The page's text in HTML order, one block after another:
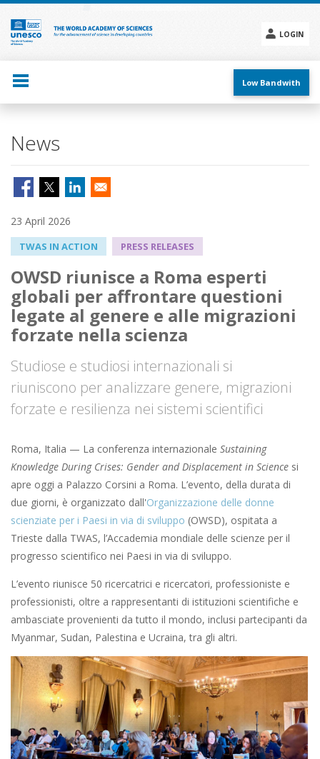
Skip
main
content
LOGIN
menu
Low Bandwith
News
23 April 2026
TWAS IN ACTION PRESS RELEASES
OWSD riunisce a Roma esperti
globali per affrontare questioni
legate al genere e alle migrazioni
forzate nella scienza
Studiose e studiosi internazionali si
riuniscono per analizzare genere, migrazioni
forzate e resilienza nei sistemi scientifici
Roma, Italia — La conferenza internazionale Sustaining
Knowledge During Crises: Gender and Displacement in Science si
apre oggi a Palazzo Corsini a Roma. L’evento, della durata di
due giorni, è organizzato dall'Organizzazione delle donne
scienziate per i Paesi in via di sviluppo (OWSD), ospitata a
Trieste dalla TWAS, l’Accademia mondiale delle scienze per il
progresso scientifico nei Paesi in via di sviluppo.
L’evento riunisce 50 ricercatrici e ricercatori, professioniste e
professionisti, oltre a rappresentanti di istituzioni scientifiche e
ambasciate provenienti da tutto il mondo, inclusi partecipanti da
Myanmar, Sudan, Palestina e Ucraina, tra gli altri.